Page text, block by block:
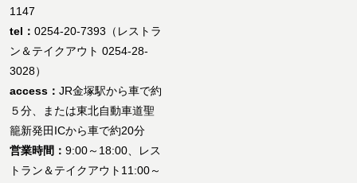
1147
tel： 0254-20-7393（レストラ
ン＆テイクアウト 0254-28-
3028）
access： JR金塚駅から車で約
５分、または東北自動車道聖
籠新発田ICから車で約20分
営業時間： 9:00～18:00、レス
トラン＆テイクアウト11:00～